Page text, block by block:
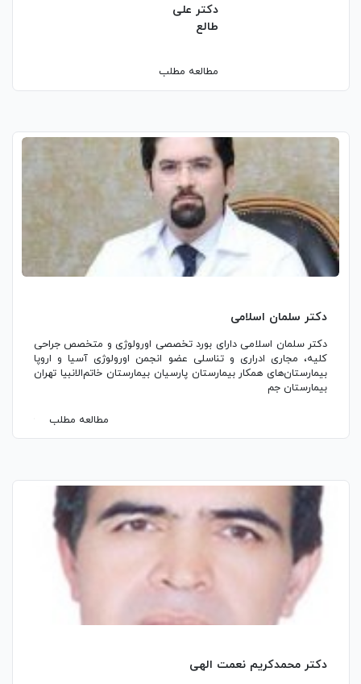
دکتر علی
طالع
مطالعه مطلب
دکتر سلمان اسلامی
دکتر سلمان اسلامی دارای بورد تخصصی اورولوژی و متخصص جراحی
کلیه، مجاری ادراری و تناسلی عضو انجمن اورولوژی آسیا و اروپا
بیمارستان‌های همکار بیمارستان پارسیان بیمارستان خاتم‌الانبیا تهران
بیمارستان جم
مطالعه مطلب
دکتر محمدکریم نعمت الهی